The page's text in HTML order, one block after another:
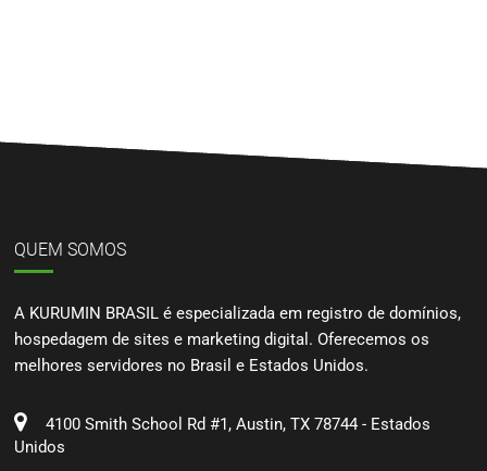
QUEM SOMOS
A KURUMIN BRASIL é especializada em registro de domínios,
hospedagem de sites e marketing digital. Oferecemos os
melhores servidores no Brasil e Estados Unidos.
4100 Smith School Rd #1, Austin, TX 78744 - Estados
Unidos